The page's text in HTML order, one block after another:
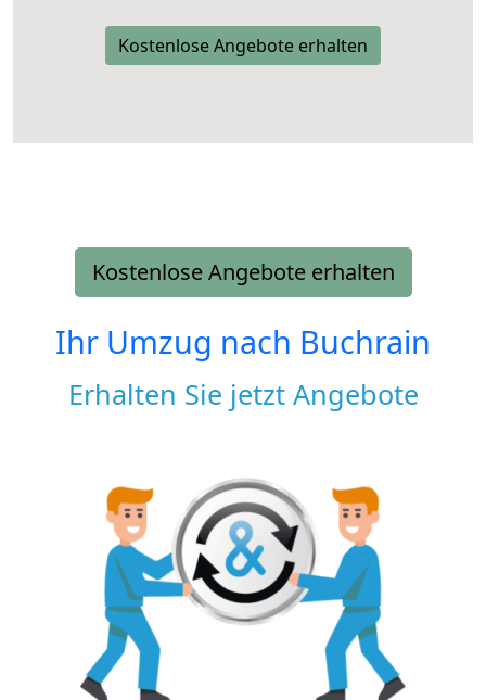
Kostenlose Angebote erhalten
Kostenlose Angebote erhalten
Ihr Umzug nach Buchrain
Erhalten Sie jetzt Angebote